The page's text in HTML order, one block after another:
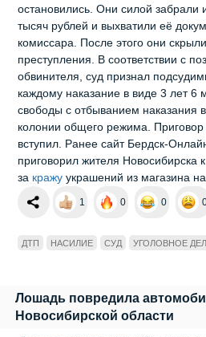
остановились. Они силой забрали
тысяч рублей и выхватили её
комиссара. После этого они
преступления. В соответствии с
обвинителя, суд признал
каждому наказание в виде 3 лет 6
свободы с отбыванием наказания
колонии общего режима. Приговор
вступил. Ранее сайт Бердск-
приговорил жителя Новосибирска
за кражу украшений из магазина
1 0 0
ДТП НАСИЛИЕ СУД УГОЛОВНОЕ
Лошадь повредила
Новосибирской области